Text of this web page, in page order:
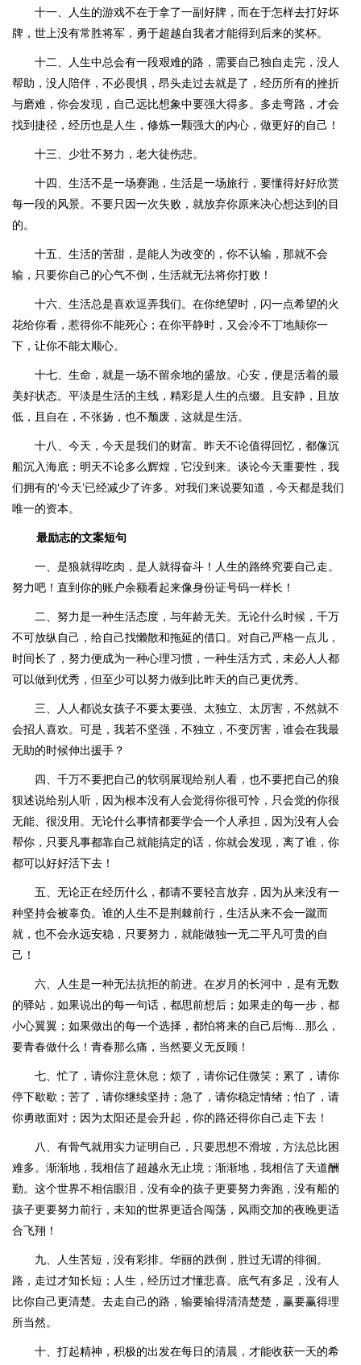
十一、人生的游戏不在于拿了一副好牌，而在于怎样去打好坏
牌，世上没有常胜将军，勇于超越自我者才能得到后来的奖杯。
十二、人生中总会有一段艰难的路，需要自己独自走完，没人
帮助，没人陪伴，不必畏惧，昂头走过去就是了，经历所有的挫折
与磨难，你会发现，自己远比想象中要强大得多。多走弯路，才会
找到捷径，经历也是人生，修炼一颗强大的内心，做更好的自己！
十三、少壮不努力，老大徒伤悲。
十四、生活不是一场赛跑，生活是一场旅行，要懂得好好欣赏
每一段的风景。不要只因一次失败，就放弃你原来决心想达到的目
的。
十五、生活的苦甜，是能人为改变的，你不认输，那就不会
输，只要你自己的心气不倒，生活就无法将你打败！
十六、生活总是喜欢逗弄我们。在你绝望时，闪一点希望的火
花给你看，惹得你不能死心；在你平静时，又会冷不丁地颠你一
下，让你不能太顺心。
十七、生命，就是一场不留余地的盛放。心安，便是活着的最
美好状态。平淡是生活的主线，精彩是人生的点缀。且安静，且放
低，且自在，不张扬，也不颓废，这就是生活。
十八、今天，今天是我们的财富。昨天不论值得回忆，都像沉
船沉入海底；明天不论多么辉煌，它没到来。谈论今天重要性，我
们拥有的‘今天’已经减少了许多。对我们来说要知道，今天都是我们
唯一的资本。
最励志的文案短句
一、是狼就得吃肉，是人就得奋斗！人生的路终究要自己走。
努力吧！直到你的账户余额看起来像身份证号码一样长！
二、努力是一种生活态度，与年龄无关。无论什么时候，千万
不可放纵自己，给自己找懒散和拖延的借口。对自己严格一点儿，
时间长了，努力便成为一种心理习惯，一种生活方式，未必人人都
可以做到优秀，但至少可以努力做到比昨天的自己更优秀。
三、人人都说女孩子不要太要强、太独立、太厉害，不然就不
会招人喜欢。可是，我若不坚强，不独立，不变厉害，谁会在我最
无助的时候伸出援手？
四、千万不要把自己的软弱展现给别人看，也不要把自己的狼
狈述说给别人听，因为根本没有人会觉得你很可怜，只会觉的你很
无能、很没用。无论什么事情都要学会一个人承担，因为没有人会
帮你，只要凡事都靠自己就能搞定的话，你就会发现，离了谁，你
都可以好好活下去！
五、无论正在经历什么，都请不要轻言放弃，因为从来没有一
种坚持会被辜负。谁的人生不是荆棘前行，生活从来不会一蹴而
就，也不会永远安稳，只要努力，就能做独一无二平凡可贵的自
己！
六、人生是一种无法抗拒的前进。在岁月的长河中，是有无数
的驿站，如果说出的每一句话，都思前想后；如果走的每一步，都
小心翼翼；如果做出的每一个选择，都怕将来的自己后悔…那么，
要青春做什么！青春那么痛，当然要义无反顾！
七、忙了，请你注意休息；烦了，请你记住微笑；累了，请你
停下歇歇；苦了，请你继续坚持；急了，请你稳定情绪；怕了，请
你勇敢面对；因为太阳还是会升起，你的路还得你自己走下去！
八、有骨气就用实力证明自己，只要思想不滑坡，方法总比困
难多。渐渐地，我相信了超越永无止境；渐渐地，我相信了天道酬
勤。这个世界不相信眼泪，没有伞的孩子更要努力奔跑，没有船的
孩子更要努力前行，未知的世界更适合闯荡，风雨交加的夜晚更适
合飞翔！
九、人生苦短，没有彩排。华丽的跌倒，胜过无谓的徘徊。
路，走过才知长短；人生，经历过才懂悲喜。底气有多足，没有人
比你自己更清楚。去走自己的路，输要输得清清楚楚，赢要赢得理
所当然。
十、打起精神，积极的出发在每日的清晨，才能收获一天的希